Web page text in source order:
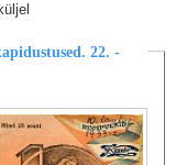
22. -